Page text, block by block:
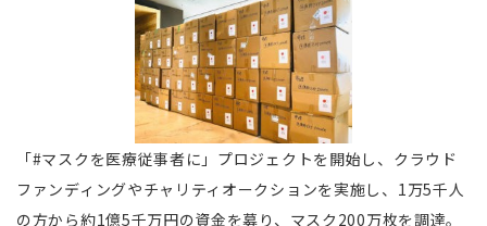
「#マスクを医療従事者に」プロジェクトを開始し、クラウド
ファンディングやチャリティオークションを実施し、1万5千人
の方から約1億5千万円の資金を募り、マスク200万枚を調達。